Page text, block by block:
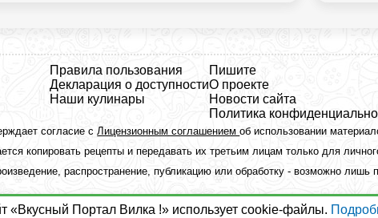
Правила пользования
Декларация о доступности
Наши кулинары
Пишите
О проекте
Новости сайта
Политика
согласие сЛицензионным соглашениемоб использовании
копировать рецепты и передавать их третьим лицам только для
распространение, публикацию или обработку - возможно лишь
«Вкусный Портал Вилка !» использует cookie-файлы.